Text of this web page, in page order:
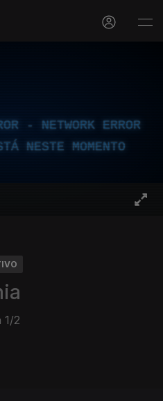
- NETWORK ERROR
NESTE MOMENTO
1/2